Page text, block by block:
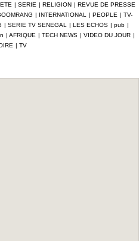
du Prix
2026
| SERIE | RELIGION | REVUE DE PRESSE
| INTERNATIONAL | PEOPLE | TV-
| SERIE TV SENEGAL | LES ECHOS | pub |
| AFRIQUE | TECH NEWS | VIDEO DU JOUR |
| TV